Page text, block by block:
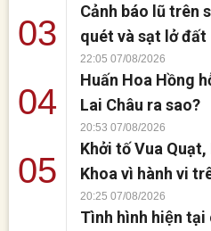
03
Cảnh báo lũ trên
quét và sạt lở đất
22:05 07/08/2026
04
Huấn Hoa Hồng
Lai Châu ra sao?
20:53 07/08/2026
05
Khởi tố Vua Quạt,
Khoa vì hành vi
20:25 07/08/2026
Tình hình hiện tại